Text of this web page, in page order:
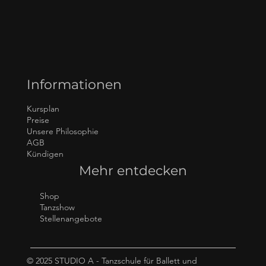
Informationen
Kursplan
Preise
Unsere Philosophie
AGB
Kündigen
Mehr entdecken
Shop
Tanzshow
Stellenangebote
© 2025 STUDIO A - Tanzschule für Ballett und